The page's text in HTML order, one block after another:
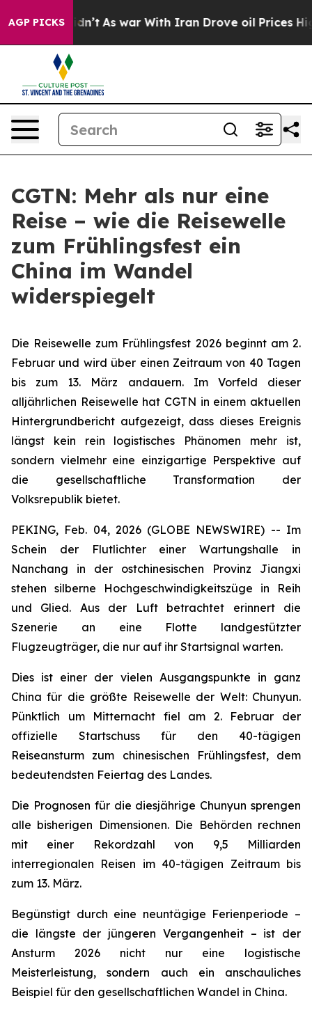
AGP PICKS
it Didn’t As war With Iran Drove oil Prices Higher,
CGTN: Mehr als nur eine
Reise – wie die Reisewelle
zum Frühlingsfest ein
China im Wandel
widerspiegelt
Die Reisewelle zum Frühlingsfest 2026 beginnt am 2.
Februar und wird über einen Zeitraum von 40 Tagen
bis zum 13. März andauern. Im Vorfeld dieser
alljährlichen Reisewelle hat CGTN in einem aktuellen
Hintergrundbericht aufgezeigt, dass dieses Ereignis
längst kein rein logistisches Phänomen mehr ist,
sondern vielmehr eine einzigartige Perspektive auf
die gesellschaftliche Transformation der
Volksrepublik bietet.
PEKING, Feb. 04, 2026 (GLOBE NEWSWIRE) -- Im
Schein der Flutlichter einer Wartungshalle in
Nanchang in der ostchinesischen Provinz Jiangxi
stehen silberne Hochgeschwindigkeitszüge in Reih
und Glied. Aus der Luft betrachtet erinnert die
Szenerie an eine Flotte landgestützter
Flugzeugträger, die nur auf ihr Startsignal warten.
Dies ist einer der vielen Ausgangspunkte in ganz
China für die größte Reisewelle der Welt: Chunyun.
Pünktlich um Mitternacht fiel am 2. Februar der
offizielle Startschuss für den 40-tägigen
Reiseansturm zum chinesischen Frühlingsfest, dem
bedeutendsten Feiertag des Landes.
Die Prognosen für die diesjährige Chunyun sprengen
alle bisherigen Dimensionen. Die Behörden rechnen
mit einer Rekordzahl von 9,5 Milliarden
interregionalen Reisen im 40-tägigen Zeitraum bis
zum 13. März.
Begünstigt durch eine neuntägige Ferienperiode –
die längste der jüngeren Vergangenheit – ist der
Ansturm 2026 nicht nur eine logistische
Meisterleistung, sondern auch ein anschauliches
Beispiel für den gesellschaftlichen Wandel in China.